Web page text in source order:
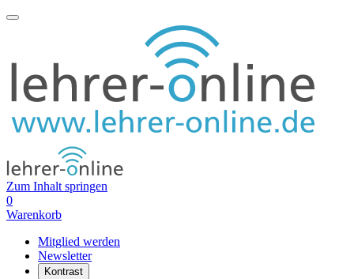
Zum Inhalt springen
0
Warenkorb
Mitglied werden
Newsletter
Kontrast